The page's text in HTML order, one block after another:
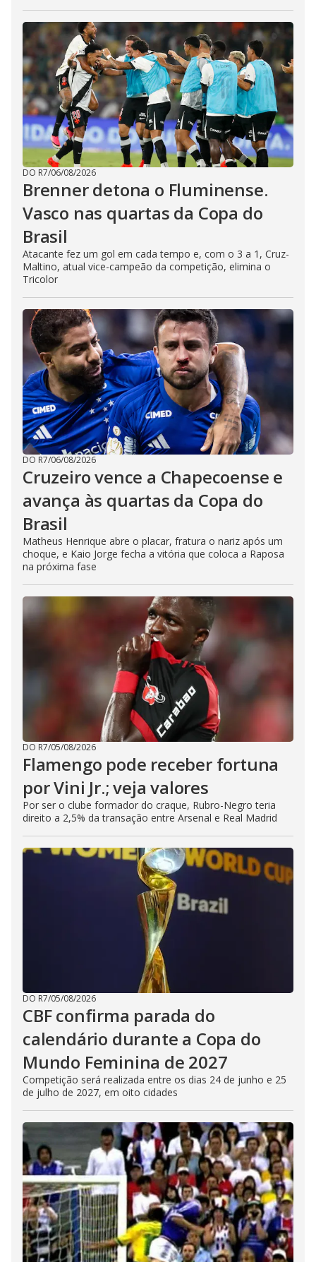
DO R7/06/08/2026
Brenner detona o Fluminense.
Vasco nas quartas da Copa do
Brasil
Atacante fez um gol em cada tempo e, com o 3 a 1, Cruz-
Maltino, atual vice-campeão da competição, elimina o
Tricolor
DO R7/06/08/2026
Cruzeiro vence a Chapecoense e
avança às quartas da Copa do
Brasil
Matheus Henrique abre o placar, fratura o nariz após um
choque, e Kaio Jorge fecha a vitória que coloca a Raposa
na próxima fase
DO R7/05/08/2026
Flamengo pode receber fortuna
por Vini Jr.; veja valores
Por ser o clube formador do craque, Rubro-Negro teria
direito a 2,5% da transação entre Arsenal e Real Madrid
DO R7/05/08/2026
CBF confirma parada do
calendário durante a Copa do
Mundo Feminina de 2027
Competição será realizada entre os dias 24 de junho e 25
de julho de 2027, em oito cidades